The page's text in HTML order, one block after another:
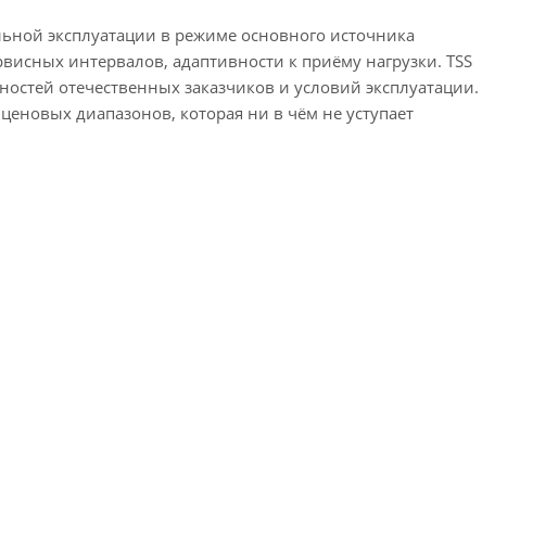
эксплуатации в режиме основного источника
интервалов, адаптивности к приёму нагрузки. TSS
отечественных заказчиков и условий эксплуатации.
диапазонов, которая ни в чём не уступает